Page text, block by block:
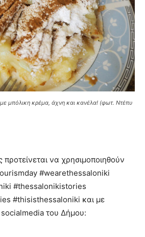
μπόλικη κρέμα, άχνη και κανέλα! (φωτ. Ντέπυ
προτείνεται να χρησιμοποιηθούν
#wearethessaloniki
#thessalonikistories
#thisisthessaloniki και με
του Δήμου: